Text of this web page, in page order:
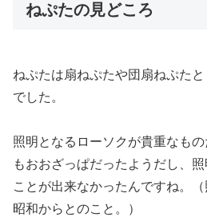
ねぷたの見どころ
ねぷたは扇ねぷたや団扇ねぷた
でした。
照明となるローソクが貴重なも
もおおざっぱだったようだし、
ことが出来なかったんですね。
昭和からとのこと。）